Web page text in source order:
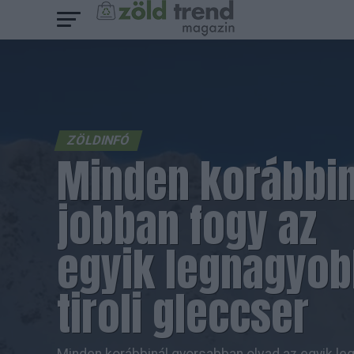
ZÖLDINFÓ
Minden
jobban fogy az
egyik
tiroli gleccser